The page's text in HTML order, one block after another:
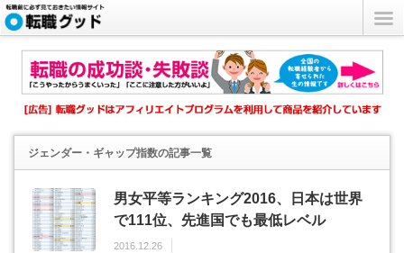
ジェンダー・ギャップ指数の記事一覧
男女平等ランキング2016、日本は世界
で111位、先進国でも最低レベル
2016.12.26